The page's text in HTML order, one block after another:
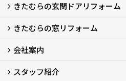
玄関ドアリフォーム
玄関引戸リフォーム
勝手口ドアリフォーム
窓リフォーム
きたむらの玄関ドアリフォーム
玄関ドアリフォームについて
リシェントについて (23)
・玄関ドアバリエーション (52)
・玄関引戸バリエーション (44)
・勝手口ドアバリエーション (11)
安心の自社施工
無料点検
保証について
価格について
概算見積について (2)
きたむらの窓リフォーム
窓リフォームについて (5)
・内窓設置-LIXILインプラス
・内窓設置-AGCまどまど
・窓交換
・エコガラス交換
・防犯・防災ガラス交換
会社案内
会社概要 (2)
ブログ
アクセス
施工エリア
施工までの流れ
SNSインフォメーション
チャット機能
オンライン打合わせ
補助金について (2)
スタッフ紹介